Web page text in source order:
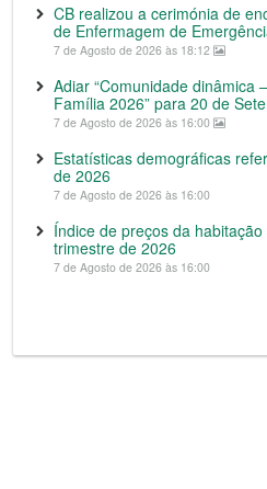
CB realizou a cerimónia de
de Enfermagem de
7 de Agosto de 2026 às 18:12
Adiar “Comunidade dinâmica
Família 2026” para 20 de
7 de Agosto de 2026 às 16:00
Estatísticas demográficas
de 2026
7 de Agosto de 2026 às 16:00
Índice de preços da
trimestre de 2026
7 de Agosto de 2026 às 16:00